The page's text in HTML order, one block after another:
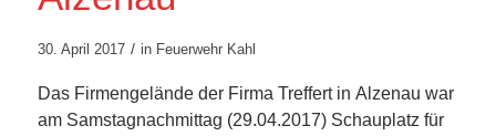
30. April 2017 / in Feuerwehr Kahl
Das Firmengelände der Firma Treffert in Alzenau war
am Samstagnachmittag (29.04.2017) Schauplatz für